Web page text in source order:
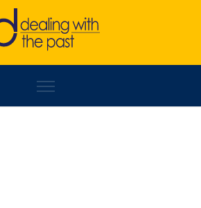
SOKOLOVSKA